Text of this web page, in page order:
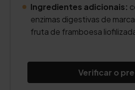
Ingredientes adicionais:
enzimas digestivas de
fruta de framboesa
Verificar o